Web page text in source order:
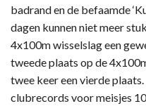
badrand en de befaamde
dagen kunnen niet meer
4x100m wisselslag een
tweede plaats op de
twee keer een vierde
clubrecords voor meisjes